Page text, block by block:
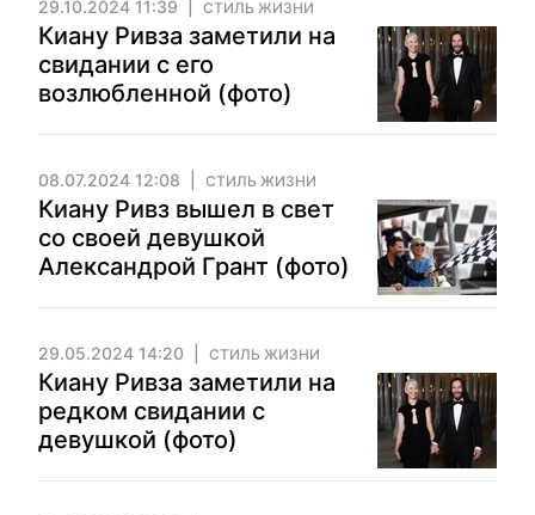
29.10.2024 11:39 СТИЛЬ ЖИЗНИ
Киану Ривза заметили на
свидании с его
возлюбленной (фото)
08.07.2024 12:08 СТИЛЬ ЖИЗНИ
Киану Ривз вышел в свет
со своей девушкой
Александрой Грант (фото)
29.05.2024 14:20 СТИЛЬ ЖИЗНИ
Киану Ривза заметили на
редком свидании с
девушкой (фото)